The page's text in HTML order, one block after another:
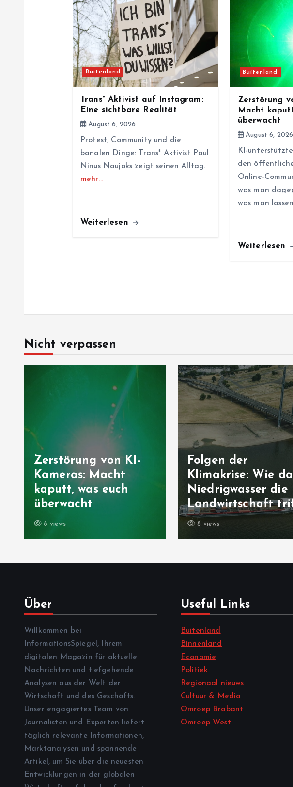
Buitenland
Trans* Aktivist auf Instagram:
Eine sichtbare Realität
August 6, 2026
Protest, Community und die
banalen Dinge: Trans* Aktivist Paul
Ninus Naujoks zeigt seinen Alltag.
mehr…
Weiterlesen
Buitenland
Zerstörung
Macht
überwacht
August 6, 2026
KI-
den
Online-
was man
was man
Weiterlesen
Nicht verpassen
Zerstörung von KI-
Kameras: Macht
kaputt, was euch
überwacht
8 views
Folgen der
Klimakrise: Wie
Niedrigwasser die
Landwirtschaft
8 views
Über
Willkommen bei
InformationsSpiegel, Ihrem
digitalen Magazin für aktuelle
Nachrichten und tiefgehende
Analysen aus der Welt der
Wirtschaft und des Geschäfts.
Unser engagiertes Team von
Journalisten und Experten liefert
täglich relevante Informationen,
Marktanalysen und spannende
Artikel, um Sie über die neuesten
Entwicklungen in der globalen
Useful Links
Buitenland
Binnenland
Economie
Politiek
Regionaal nieuws
Cultuur & Media
Omroep Brabant
Omroep West